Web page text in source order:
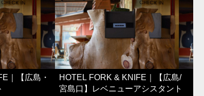
｜【広島・
HOTEL FORK & KNIFE｜【広島/
宮島口】レベニューアシスタント